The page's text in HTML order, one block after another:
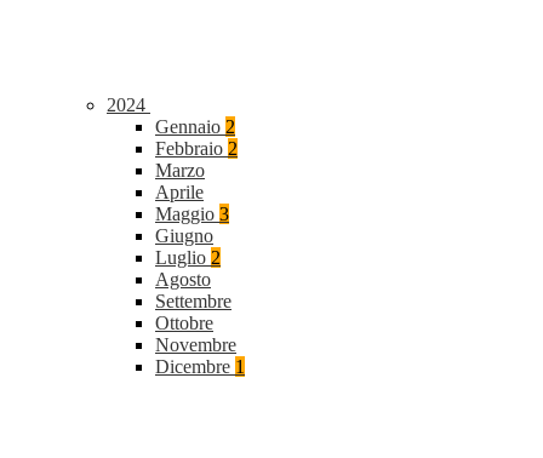
2024
Gennaio 2
Febbraio 2
Marzo
Aprile
Maggio 3
Giugno
Luglio 2
Agosto
Settembre
Ottobre
Novembre
Dicembre 1